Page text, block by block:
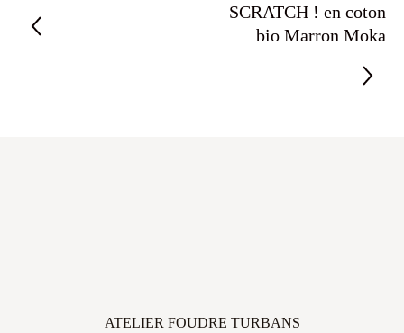
SCRATCH ! en coton
bio Marron Moka
ATELIER FOUDRE TURBANS